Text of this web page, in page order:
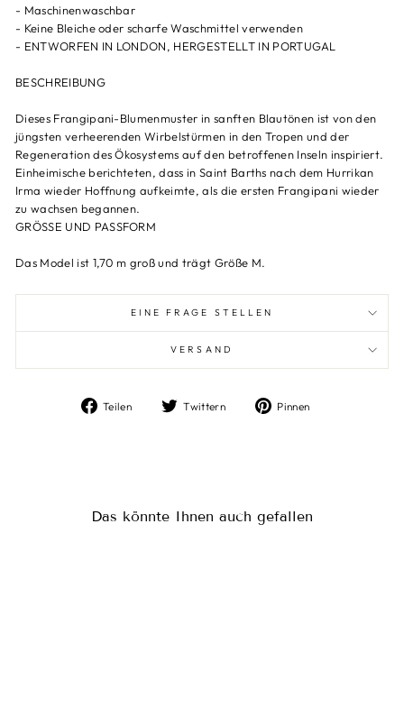
- Maschinenwaschbar
- Keine Bleiche oder scharfe Waschmittel verwenden
- ENTWORFEN IN LONDON, HERGESTELLT IN PORTUGAL
BESCHREIBUNG
Dieses Frangipani-Blumenmuster in sanften Blautönen ist von den
jüngsten verheerenden Wirbelstürmen in den Tropen und der
Regeneration des Ökosystems auf den betroffenen Inseln inspiriert.
Einheimische berichteten, dass in Saint Barths nach dem Hurrikan
Irma wieder Hoffnung aufkeimte, als die ersten Frangipani wieder
zu wachsen begannen.
GRÖSSE UND PASSFORM
Das Model ist 1,70 m groß und trägt Größe M.
EINE FRAGE STELLEN
VERSAND
Teilen
Auf
Twittern
Auf
Pinnen
Das könnte Ihnen auch gefallen